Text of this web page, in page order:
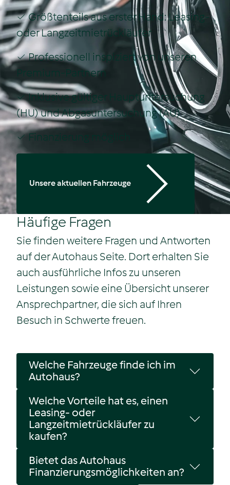
✓ Größtenteils aus erster Hand: Leasing-
oder Langzeitmietrückläufer
✓ Professionell inspiziert von unseren
Premium-Partnern
✓ Inklusive gültiger Hauptuntersuchung
(HU) und Abgasuntersuchung (AU)
✓ Finanzierung möglich
Unsere aktuellen Fahrzeuge
Häufige Fragen
Sie finden weitere Fragen und Antworten
auf der Autohaus Seite. Dort erhalten Sie
auch ausführliche Infos zu unseren
Leistungen sowie eine Übersicht unserer
Ansprechpartner, die sich auf Ihren
Besuch in Schwerte freuen.
Welche Fahrzeuge finde ich im
Autohaus?
Welche Vorteile hat es, einen
Leasing- oder
Langzeitmietrückläufer zu
kaufen?
Bietet das Autohaus
Finanzierungsmöglichkeiten an?